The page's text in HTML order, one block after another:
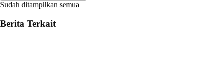
Sudah ditampilkan semua
Berita Terkait